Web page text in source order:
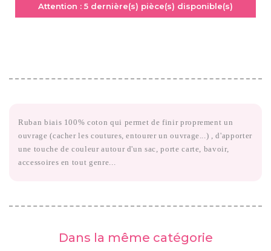
Attention : 5 dernière(s) pièce(s) disponible(s)
Ruban biais 100% coton qui permet de finir proprement un
ouvrage (cacher les coutures, entourer un ouvrage...) , d'apporter
une touche de couleur autour d'un sac, porte carte, bavoir,
accessoires en tout genre...
Dans la même catégorie